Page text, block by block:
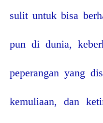
sulit untuk bisa
pun di dunia,
peperangan yang
kemuliaan, dan